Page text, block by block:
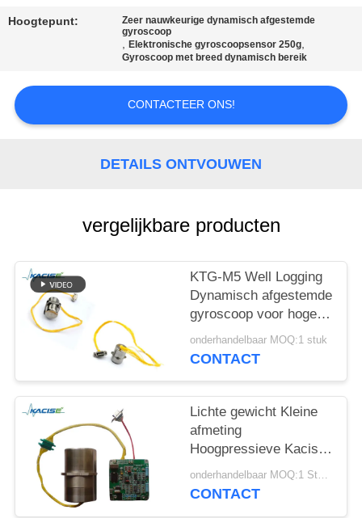
VERZOEK
CITAAT
SITEMAP
Hoogtepunt:
Zeer nauwkeurige dynamisch afgestemde
gyroscoop
,Elektronische gyroscoopsensor 250g,
Gyroscoop met breed dynamisch bereik
CONTACTEER ONS!
DETAILS ONTVOUWEN
vergelijkbare producten
KTG-M5 Well Logging
Dynamisch afgestemde
gyroscoop voor hoge
temperatuur met snel
starten en licht gewicht
onderhandelbaar MOQ:1 stuk
CONTACT
Lichte gewicht Kleine
afmeting
Hoogpressieve Kacise
Flexible Dynamisch
afgestemde gyroscoop
onderhandelbaar MOQ:1 Stuk / Stukken
CONTACT